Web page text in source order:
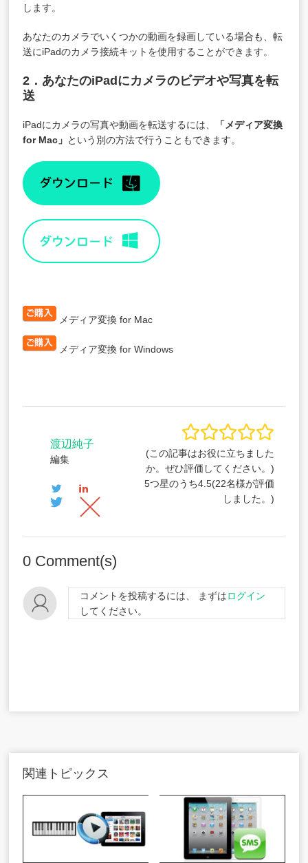
します。
あなたのカメラでいくつかの動画を録画している場合も、転
送にiPadのカメラ接続キットを使用することができます。
2．あなたのiPadにカメラのビデオや写真を転
送
iPadにカメラの写真や動画を転送するには、 「 メディア変換
for Mac 」 という別の方法で行うこともできます。
メディア変換 for Mac
メディア変換 for Windows
渡辺純子
編集
(この記事はお役に立ちました
か。ぜひ評価してください。)
5つ星のうち4.5(22名様が評価
しました。)
0 Comment(s)
コメントを投稿するには、 まずはログイン
してください。
関連トピックス